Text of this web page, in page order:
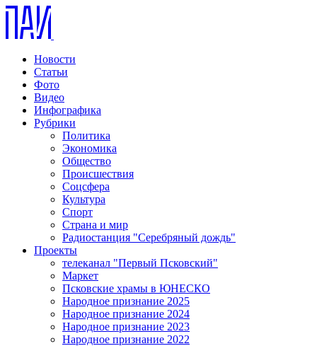
Новости
Статьи
Фото
Видео
Инфографика
Рубрики
Политика
Экономика
Общество
Происшествия
Соцсфера
Культура
Спорт
Страна и мир
Радиостанция "Серебряный дождь"
Проекты
телеканал "Первый Псковский"
Маркет
Псковские храмы в ЮНЕСКО
Народное признание 2025
Народное признание 2024
Народное признание 2023
Народное признание 2022